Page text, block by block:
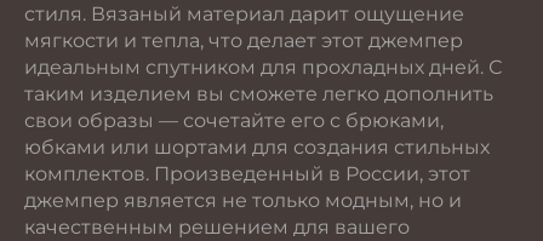
стиля. Вязаный материал дарит ощущение
мягкости и тепла, что делает этот джемпер
идеальным спутником для прохладных дней. С
таким изделием вы сможете легко дополнить
свои образы — сочетайте его с брюками,
юбками или шортами для создания стильных
комплектов. Произведенный в России, этот
джемпер является не только модным, но и
качественным решением для вашего